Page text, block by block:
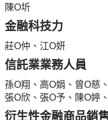
陳O圻
金融科技力
莊O仲、江O妍
信託業業務人員
孫O翔、高O娟、曾O慈
張O欣、張O予、陳O婷
衍生性金融商品銷